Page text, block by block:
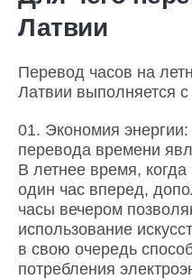
Латвии
Перевод часов на
Латвии выполняется
Экономия
перевода времени
В летнее время,
один час вперед,
часы вечером
использование
в свою очередь
потребления